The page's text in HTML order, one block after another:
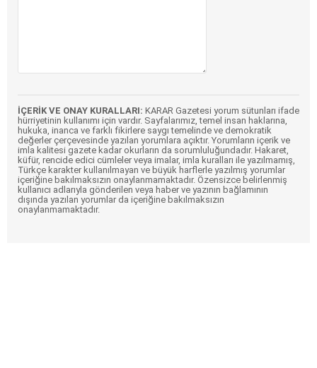
İÇERİK VE ONAY KURALLARI: KARAR Gazetesi yorum sütunları ifade
hürriyetinin kullanımı için vardır. Sayfalarımız, temel insan haklarına,
hukuka, inanca ve farklı fikirlere saygı temelinde ve demokratik
değerler çerçevesinde yazılan yorumlara açıktır. Yorumların içerik ve
imla kalitesi gazete kadar okurların da sorumluluğundadır. Hakaret,
küfür, rencide edici cümleler veya imalar, imla kuralları ile yazılmamış,
Türkçe karakter kullanılmayan ve büyük harflerle yazılmış yorumlar
içeriğine bakılmaksızın onaylanmamaktadır. Özensizce belirlenmiş
kullanıcı adlarıyla gönderilen veya haber ve yazının bağlamının
dışında yazılan yorumlar da içeriğine bakılmaksızın
onaylanmamaktadır.